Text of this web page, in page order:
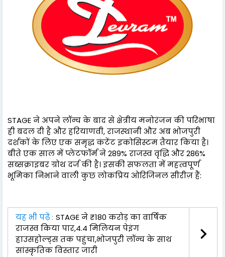
STAGE ने अपने लॉन्च के बाद से क्षेत्रीय मनोरंजन की परिभाषा
ही बदल दी है और हरियाणवी, राजस्थानी और अब भोजपुरी
दर्शकों के लिए एक समृद्ध कंटेंट इकोसिस्टम तैयार किया है।
बीते एक साल में प्लेटफॉर्म ने 289% राजस्व वृद्धि और 286%
सब्सक्राइबर ग्रोथ दर्ज की है। इसकी सफलता में महत्वपूर्ण
भूमिका निभाने वाली कुछ लोकप्रिय ओरिजिनल सीरीज़ हैं:
यह भी पढ़ें : STAGE ने ₹180 करोड़ का वार्षिक
राजस्व किया पार,4.4 मिलियन पेइंग
हाउसहोल्ड्स तक पहुंचा,भोजपुरी लॉन्च के साथ
सांस्कृतिक विस्तार जारी